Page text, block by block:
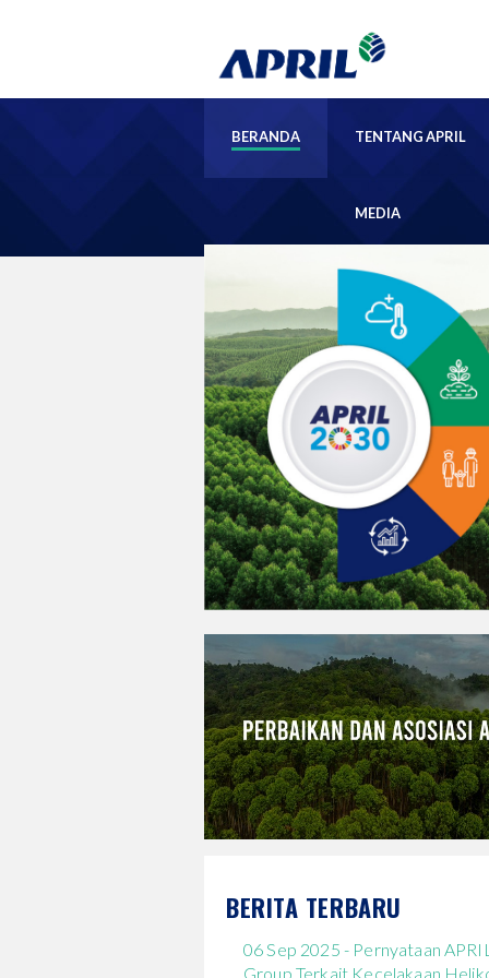
BERANDA TENTANG APRIL
MEDIA
BERITA TERBARU
06 Sep 2025 - Pernyataan APRIL
Group Terkait Kecelakaan